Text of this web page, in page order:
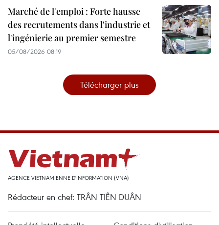
Marché de l'emploi : Forte hausse
des recrutements dans l'industrie et
l'ingénierie au premier semestre
05/08/2026 08:19
Télécharger plus
AGENCE VIETNAMIENNE D'INFORMATION (VNA)
Rédacteur en chef: TRÂN TIÊN DUÂN